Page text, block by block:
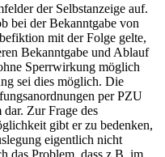
der Selbstanzeige auf.
bei der Bekanntgabe von
mit der Folge gelte,
Bekanntgabe und Ablauf
Sperrwirkung möglich
sei dies möglich. Die
per PZU
Zur Frage des
gibt er zu bedenken,
eigentlich nicht
das Problem, dass z.B. im